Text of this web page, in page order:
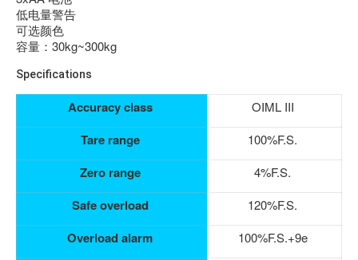
低电量警告
可选颜色
容量：30kg~300kg
Specifications
Accuracy class OIML III
Tare range 100%F.S.
Zero range 4%F.S.
Safe overload 120%F.S.
Overload alarm 100%F.S.+9e